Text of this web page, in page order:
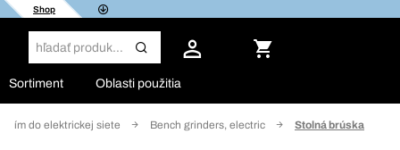
Shop
Sortiment Oblasti použitia
do elektrickej siete Bench grinders, electric Stolná brúska